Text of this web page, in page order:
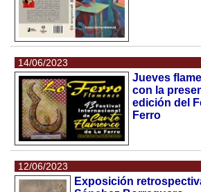
14/06/2023
Jueves
con la
edición del
Ferro
12/06/2023
Exposición